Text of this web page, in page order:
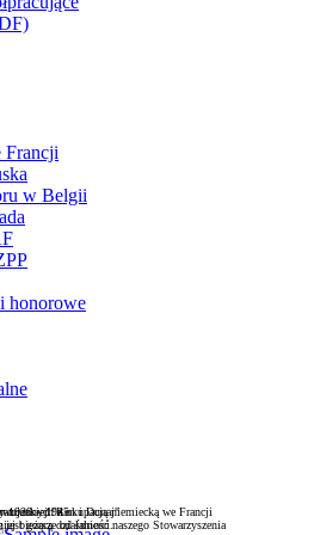
Francji
w Belgii
honorowe
"Ren i Dunaj"
bieżącą działalność naszego Stowarzyszenia
z okupacją niemiecką we Francji
gorsze od śmierci.
1939 – 1945